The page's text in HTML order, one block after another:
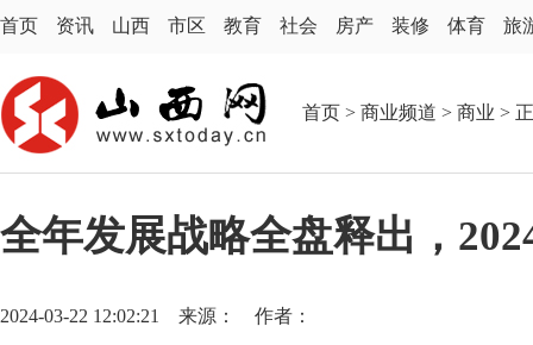
首页 资讯 山西 市区 教育 社会 房产 装修 体育 旅
首页 > 商业频道 > 商业 >
全年发展战略全盘释出，
2024-03-22 12:02:21 来源： 作者：